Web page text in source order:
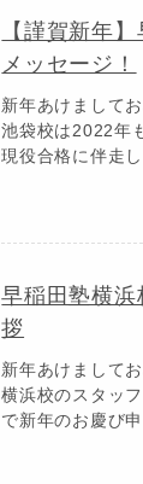
【謹賀新年
メッセージ！
新年あけまして
池袋校は2022年
現役合格に伴走し
早稲田塾横浜
拶
新年あけまして
横浜校のスタッ
で新年のお慶び